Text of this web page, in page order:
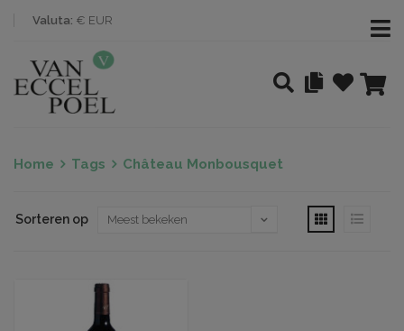
Valuta: € EUR
Home Tags Château Monbousquet
Sorteren op